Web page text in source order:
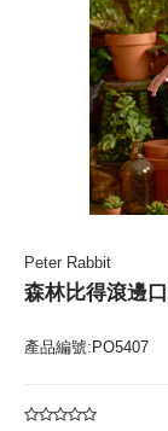
Peter Rabbit
森林比得滾邊
產品編號:PO5407